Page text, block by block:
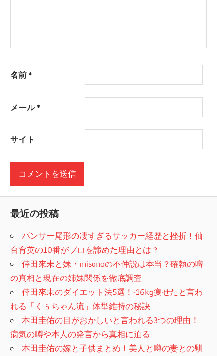
名前*
メール*
サイト
最近の投稿
パンサー尾形の凄すぎるサッカー経歴と挫折！仙
台育英の10番がプロを諦めた理由とは？
倖田來未と妹・misonoの不仲説は本当？確執の噂
の真相と現在の姉妹関係を徹底調査
倖田來未のダイエット法5選！-16kg痩せたと言わ
れる「くぅちゃん流」体型維持の秘訣
本田圭佑の目がおかしいと言われる3つの理由！
病気の噂や本人の発言から真相に迫る
本田圭佑の嫁と子供まとめ！美人と噂の妻との馴